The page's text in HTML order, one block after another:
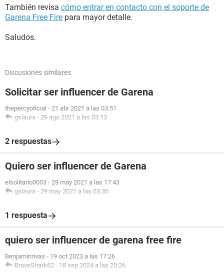
También revisa cómo entrar en contacto con el soporte de
Garena Free Fire para mayor detalle.
Saludos.
Discusiones similares
Solicitar ser influencer de Garena
thepercyoficial - 21 abr 2021 a las 03:51
gslaura - 29 ago 2021 a las 03:13
2 respuestas
Quiero ser influencer de Garena
elsolitario0003 - 28 may 2021 a las 17:43
gslaura - 29 may 2021 a las 03:30
1 respuesta
quiero ser influencer de garena free fire
Benjaminrivas - 19 oct 2023 a las 17:26
BraveShark62 - 18 sep 2024 a las 20:26